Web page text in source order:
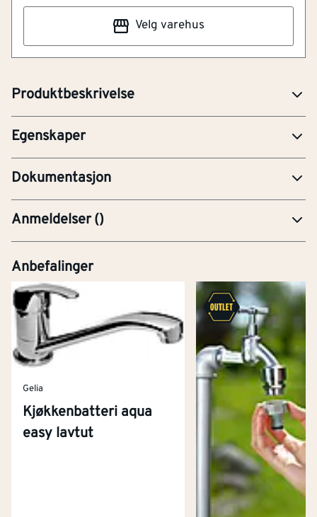
Velg varehus
Produktbeskrivelse
101153407
Med keramisk innsats. Leveres med PopUp ventil.
Egenskaper
Dokumentasjon
aero manual.pdf
Anmeldelser()
Anbefalinger
Gelia
Kjøkkenbatteri aqua
easy lavtut